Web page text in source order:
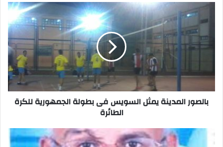
بالصور
المدينة
يمثل
السويس
فى
الجمهورية
للكرة
الطائرة
بالصور المدينة يمثل السويس فى بطولة الجمهورية للكرة
الطائرة